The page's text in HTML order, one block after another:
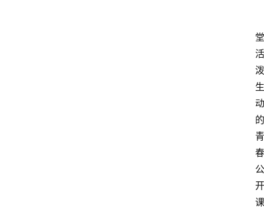
堂
活
泼
生
动
的
青
春
公
开
课